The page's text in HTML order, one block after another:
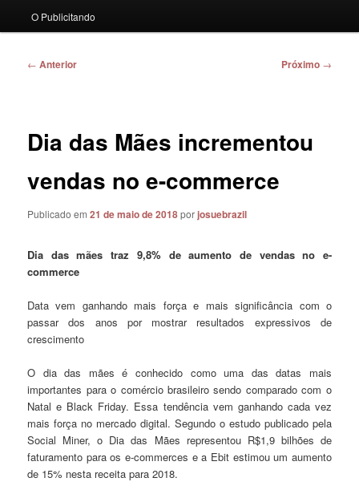
O Publicitando
Navegação
← Anterior Próximo →
Dia das Mães incrementou
vendas no e-commerce
Publicado em21 de maio de 2018porjosuebrazil
Dia das mães traz 9,8% de aumento de vendas no e-
commerce
Data vem ganhando mais força e mais significância com o
passar dos anos por mostrar resultados expressivos de
crescimento
O dia das mães é conhecido como uma das datas mais
importantes para o comércio brasileiro sendo comparado com o
Natal e Black Friday. Essa tendência vem ganhando cada vez
mais força no mercado digital. Segundo o estudo publicado pela
Social Miner, o Dia das Mães representou R$1,9 bilhões de
faturamento para os e-commerces e a Ebit estimou um aumento
de 15% nesta receita para 2018.